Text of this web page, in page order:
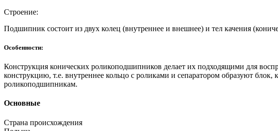
Строение:
Подшипник состоит из двух колец (внутреннее и внешнее) и тел качения
Особенности:
Конструкция конических роликоподшипников делает их подходящими для
конструкцию, т.е. внутреннее кольцо с роликами и сепаратором образуют
роликоподшипникам.
Основные
Страна происхождения